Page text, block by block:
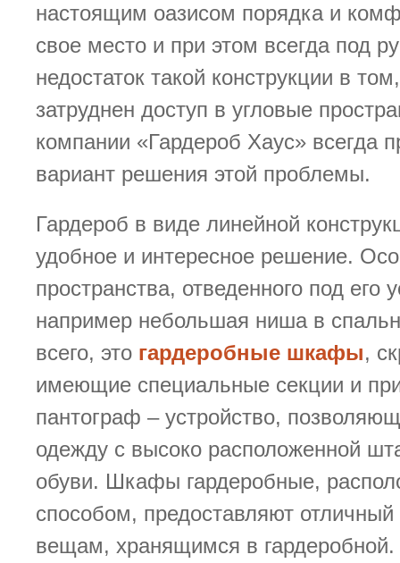
настоящим оазисом порядка и
свое место и при этом всегда под
недостаток такой конструкции в
затруднен доступ в угловые
компании «Гардероб Хаус» всегда
вариант решения этой проблемы.
Гардероб в виде линейной
удобное и интересное решение.
пространства, отведенного под его
например небольшая ниша в
всего, это гардеробные шкафы,
имеющие специальные секции и
пантограф – устройство,
одежду с высоко расположенной
обуви. Шкафы гардеробные,
способом, предоставляют
вещам, хранящимся в гардеробной.